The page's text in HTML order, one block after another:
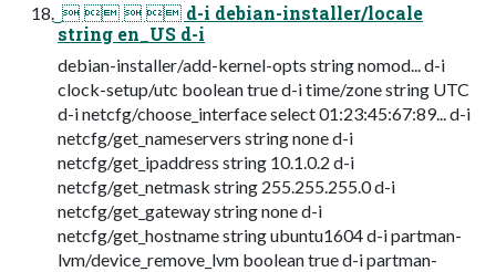
͜͏     d-i debian-installer/locale
string en_US d-i
debian-installer/add-kernel-opts string nomod... d-i
clock-setup/utc boolean true d-i time/zone string UTC
d-i netcfg/choose_interface select 01:23:45:67:89... d-i
netcfg/get_nameservers string none d-i
netcfg/get_ipaddress string 10.1.0.2 d-i
netcfg/get_netmask string 255.255.255.0 d-i
netcfg/get_gateway string none d-i
netcfg/get_hostname string ubuntu1604 d-i partman-
lvm/device_remove_lvm boolean true d-i partman-